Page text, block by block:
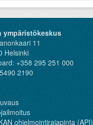
ympäristökeskus
11
Helsinki
+358 295 251 000
2190
ohjelmointirajapinta (API)